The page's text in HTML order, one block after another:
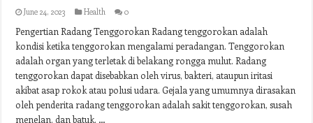
June 24, 2023 Health 0
Pengertian Radang Tenggorokan Radang tenggorokan adalah
kondisi ketika tenggorokan mengalami peradangan. Tenggorokan
adalah organ yang terletak di belakang rongga mulut. Radang
tenggorokan dapat disebabkan oleh virus, bakteri, ataupun iritasi
akibat asap rokok atau polusi udara. Gejala yang umumnya dirasakan
oleh penderita radang tenggorokan adalah sakit tenggorokan, susah
menelan, dan batuk. …